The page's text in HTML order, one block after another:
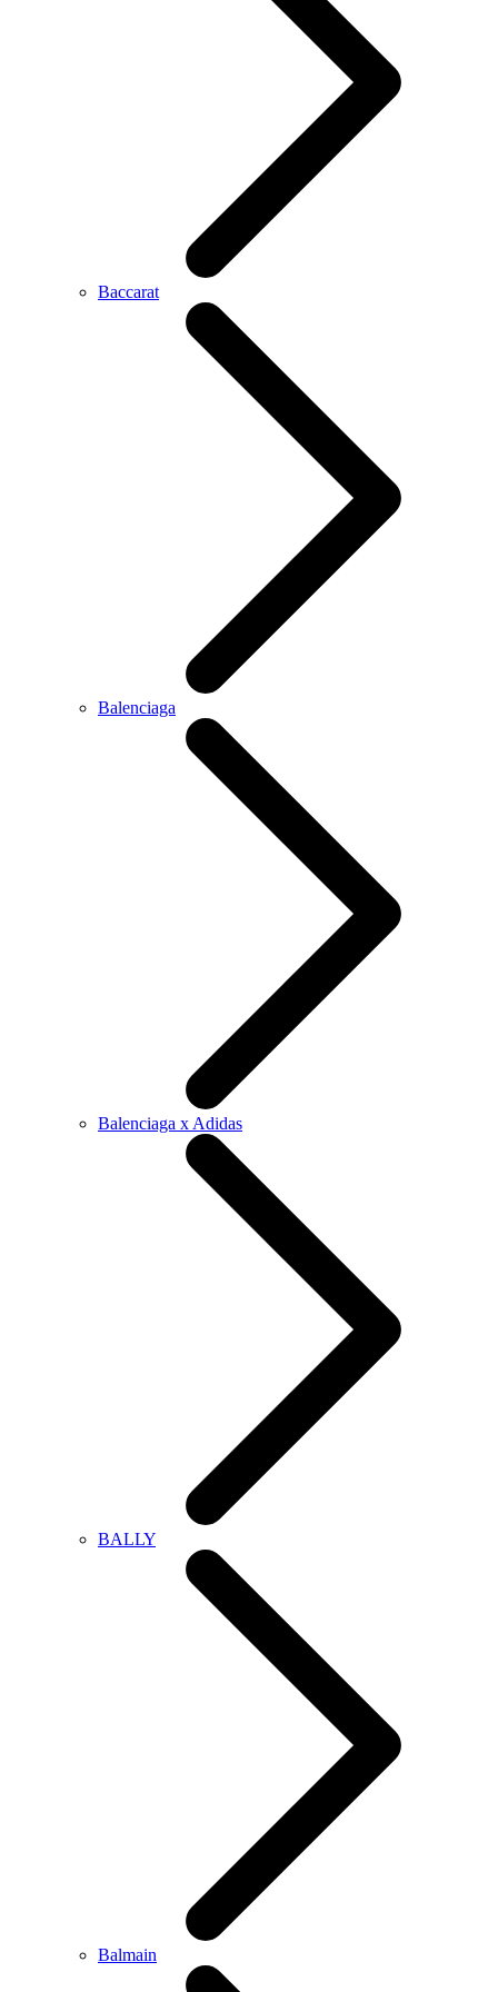
Baccarat
Balenciaga
Balenciaga x Adidas
BALLY
Balmain